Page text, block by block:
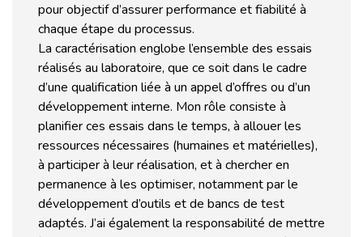
pour objectif d’assurer performance et fiabilité à
chaque étape du processus.
La caractérisation englobe l’ensemble des essais
réalisés au laboratoire, que ce soit dans le cadre
d’une qualification liée à un appel d’offres ou d’un
développement interne. Mon rôle consiste à
planifier ces essais dans le temps, à allouer les
ressources nécessaires (humaines et matérielles),
à participer à leur réalisation, et à chercher en
permanence à les optimiser, notamment par le
développement d’outils et de bancs de test
adaptés. J’ai également la responsabilité de mettre